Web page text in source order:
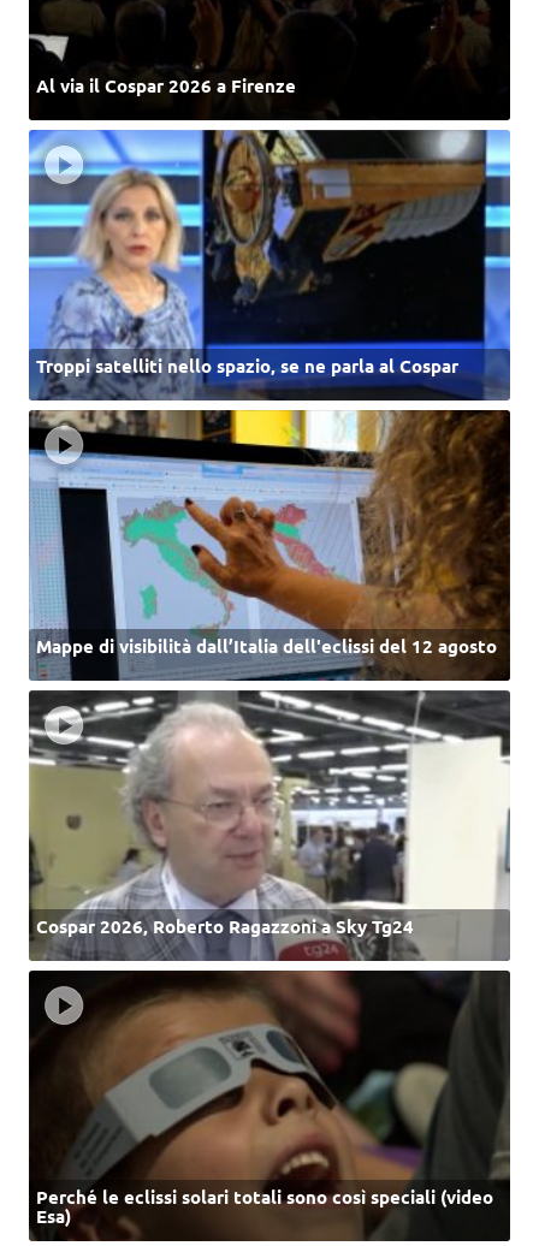
Al via il Cospar 2026 a Firenze
Troppi satelliti nello spazio, se ne parla al Cospar
Mappe di visibilità dall’Italia dell'eclissi del 12 agosto
Cospar 2026, Roberto Ragazzoni a Sky Tg24
Perché le eclissi solari totali sono così speciali (video
Esa)